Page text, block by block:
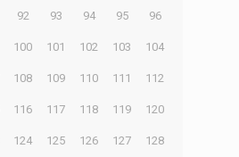
92 93 94 95 96
100 101 102 103 104
108 109 110 111 112
116 117 118 119 120
124 125 126 127 128